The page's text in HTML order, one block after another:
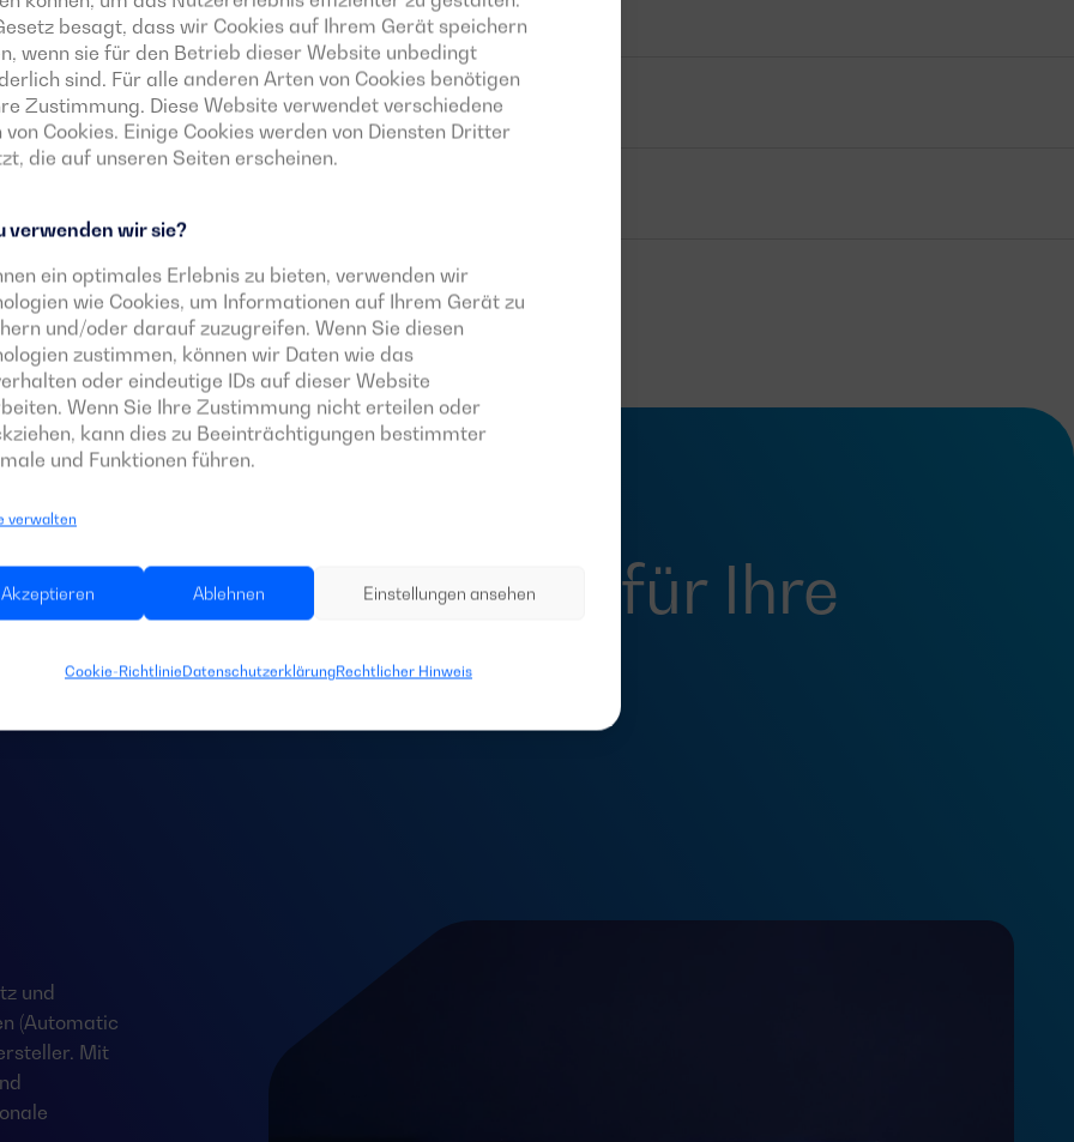
besagt, dass wir Cookies auf Ihrem Gerät speichern
wenn sie für den Betrieb dieser Website unbedingt
sind. Für alle anderen Arten von Cookies benötigen
Zustimmung. Diese Website verwendet verschiedene
von Cookies. Einige Cookies werden von Diensten Dritter
die auf unseren Seiten erscheinen.
verwenden wir sie?
ein optimales Erlebnis zu bieten, verwenden wir
wie Cookies, um Informationen auf Ihrem Gerät zu
und/oder darauf zuzugreifen. Wenn Sie diesen
zustimmen, können wir Daten wie das
oder eindeutige IDs auf dieser Website
Wenn Sie Ihre Zustimmung nicht erteilen oder
kann dies zu Beeinträchtigungen bestimmter
und Funktionen führen.
verwalten
Akzeptieren Ablehnen Einstellungen ansehen
Cookie-RichtlinieDatenschutzerklärungRechtlicher Hinweis
Schalter
Steuergerät
Sie eineSchalttafel für Ihre
Anlage?
und
(Automatic
Mit